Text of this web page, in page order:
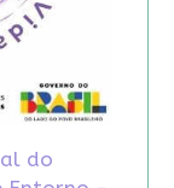
do